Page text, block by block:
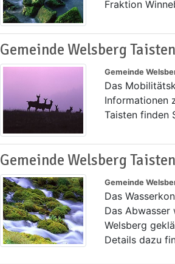
Fraktion
Gemeinde Welsberg
Gemeinde
Das
Informationen
Taisten finden
Gemeinde Welsberg
Gemeinde
Das
Das Abwasser
Welsberg
Details dazu